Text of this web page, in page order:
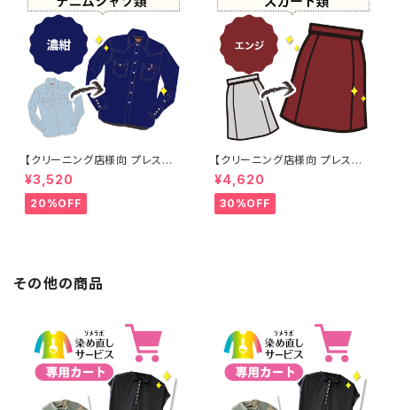
【クリーニング店様向 プレス加
工なし】綿100% 濃紺染め シャ
ツ 【元色：紺(Navy) - 色あせあ
り】 -染め直し[ネイビー - Nav
y]403-0116
¥3,520
20%OFF
【クリーニング店様向 プレス加
工なし】綿100% エンジ染め ス
カート 【元色：白 - 汚れあり】 -
染め直し[臙脂 - ワインレッド -
くすんだ深みのある赤]403-01
¥4,620
30%OFF
その他の商品